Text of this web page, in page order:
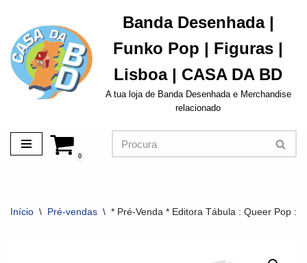
Avançar
para
o
conteúdo
Banda Desenhada |
Funko Pop | Figuras |
Lisboa | CASA DA BD
A tua loja de Banda Desenhada e Merchandise
relacionado
0
Início \ Pré-vendas \ * Pré-Venda * Editora Tábula : Queer Pop :